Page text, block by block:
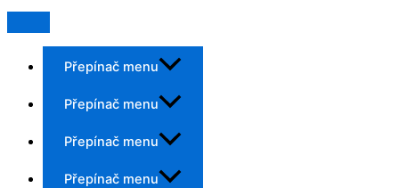
Přepínač menu
Přepínač menu
Přepínač menu
Přepínač menu